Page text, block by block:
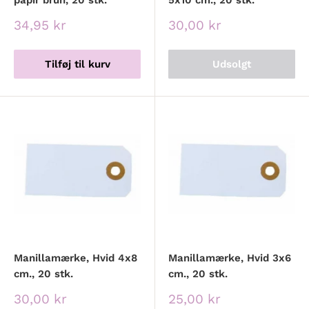
Udsalgspris
34,95 kr
Tilføj til kurv
Udsalgspris
30,00 kr
Udsolgt
Manillamærke, Hvid 4x8
cm., 20 stk.
Udsalgspris
30,00 kr
Manillamærke, Hvid 3x6
cm., 20 stk.
Udsalgspris
25,00 kr